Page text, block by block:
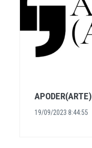
APODER(ARTE)
19/09/2023 8:44:55